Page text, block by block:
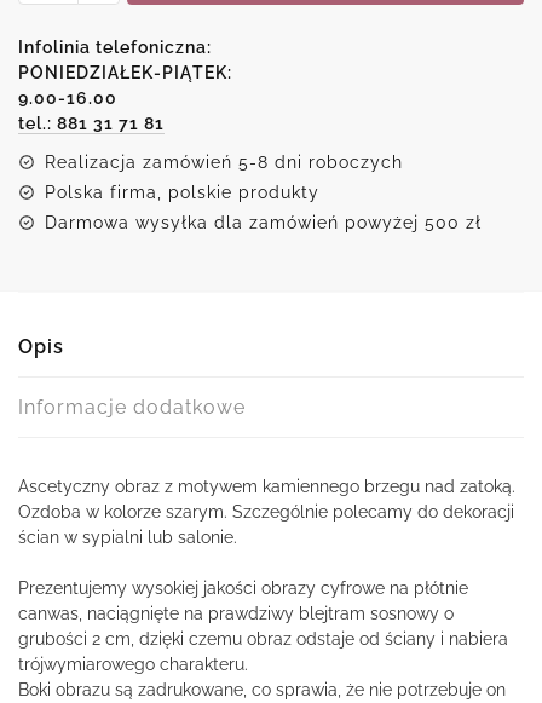
brzeg
Infolinia telefoniczna:
PONIEDZIAŁEK-PIĄTEK:
9.00-16.00
tel.: 881 31 71 81
Realizacja zamówień 5-8 dni roboczych
Polska firma, polskie produkty
Darmowa wysyłka dla zamówień powyżej 500 zł
Opis
Informacje dodatkowe
Ascetyczny obraz z motywem kamiennego brzegu nad zatoką.
Ozdoba w kolorze szarym. Szczególnie polecamy do dekoracji
ścian w sypialni lub salonie.
Prezentujemy wysokiej jakości obrazy cyfrowe na płótnie
canwas, naciągnięte na prawdziwy blejtram sosnowy o
grubości 2 cm, dzięki czemu obraz odstaje od ściany i nabiera
trójwymiarowego charakteru.
Boki obrazu są zadrukowane, co sprawia, że nie potrzebuje on